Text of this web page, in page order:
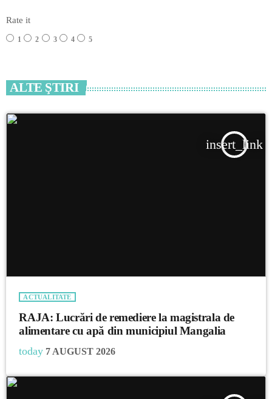
Rate it
1 2 3 4 5
ALTE ŞTIRI
insert_link
ACTUALITATE
RAJA: Lucrări de remediere la magistrala de
alimentare cu apă din municipiul Mangalia
today 7 AUGUST 2026